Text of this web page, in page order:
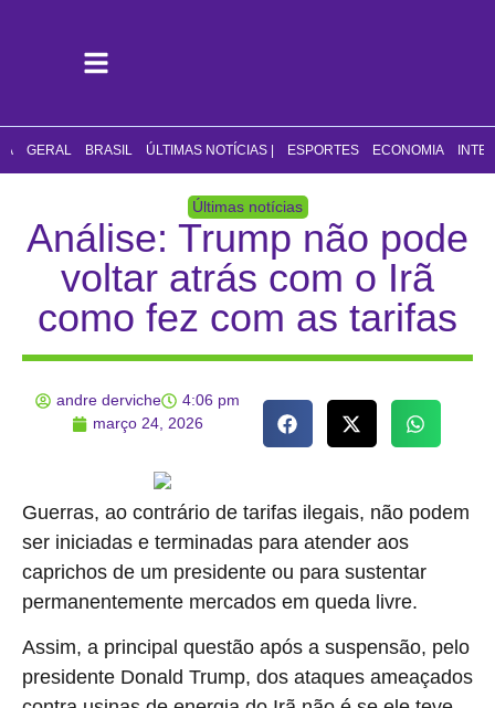
GERAL BRASIL ÚLTIMAS NOTÍCIAS | ESPORTES ECONOMIA
Últimas notícias
Análise: Trump não pode
voltar atrás com o Irã
como fez com as tarifas
andre derviche
4:06 pm
março 24, 2026
Guerras, ao contrário de tarifas ilegais, não podem
ser iniciadas e terminadas para atender aos
caprichos de um presidente ou para sustentar
permanentemente mercados em queda livre.
Assim, a principal questão após a suspensão, pelo
presidente Donald Trump, dos ataques ameaçados